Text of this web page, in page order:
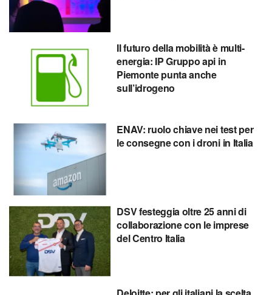
Il futuro della mobilità è multi-
energia: IP Gruppo api in
Piemonte punta anche
sull’idrogeno
ENAV: ruolo chiave nei test per
le consegne con i droni in Italia
DSV festeggia oltre 25 anni di
collaborazione con le imprese
del Centro Italia